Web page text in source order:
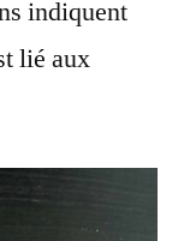
indiquent
lié aux